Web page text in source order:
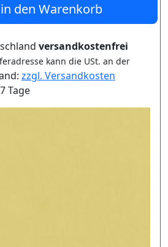
in den Warenkorb
versandkostenfrei
kann die USt. an der
zzgl. Versandkosten
Tage